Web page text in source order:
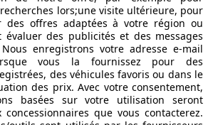
lors;une visite ultérieure, pour
des offres adaptées à votre région ou
des publicités et des messages
enregistrons votre adresse e-mail
vous la fournissez pour des
des véhicules favoris ou dans le
des prix. Avec votre consentement,
basées sur votre utilisation seront
concessionnaires que vous contacterez.